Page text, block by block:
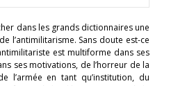
dans les grands dictionnaires une
l’antimilitarisme. Sans doute est-ce
est multiforme dans ses
ses motivations, de l’horreur de la
l’armée en tant qu’institution, du